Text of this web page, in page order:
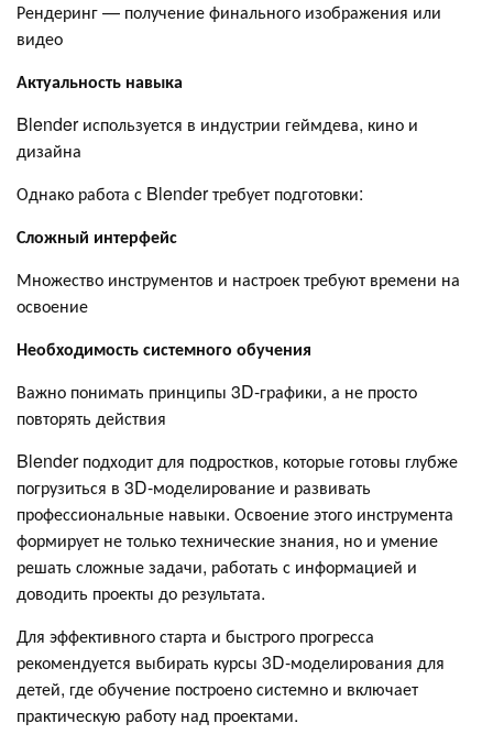
Рендеринг — получение финального изображения или
видео
Актуальность навыка
Blender используется в индустрии геймдева, кино и
дизайна
Однако работа с Blender требует подготовки:
Сложный интерфейс
Множество инструментов и настроек требуют времени на
освоение
Необходимость системного обучения
Важно понимать принципы 3D-графики, а не просто
повторять действия
Blender подходит для подростков, которые готовы глубже
погрузиться в 3D-моделирование и развивать
профессиональные навыки. Освоение этого инструмента
формирует не только технические знания, но и умение
решать сложные задачи, работать с информацией и
доводить проекты до результата.
Для эффективного старта и быстрого прогресса
рекомендуется выбирать курсы 3D-моделирования для
детей, где обучение построено системно и включает
практическую работу над проектами.